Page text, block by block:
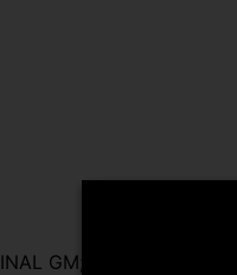
GM; PRONTO PARA